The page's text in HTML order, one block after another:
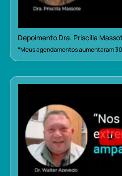
Depoimento Dra. Priscilla
“Meus agendamentos aumentaram